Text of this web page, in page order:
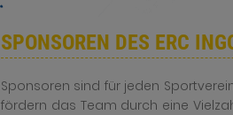
SPONSOREN DES ERC
Sponsoren sind für jeden
fördern das Team durch eine